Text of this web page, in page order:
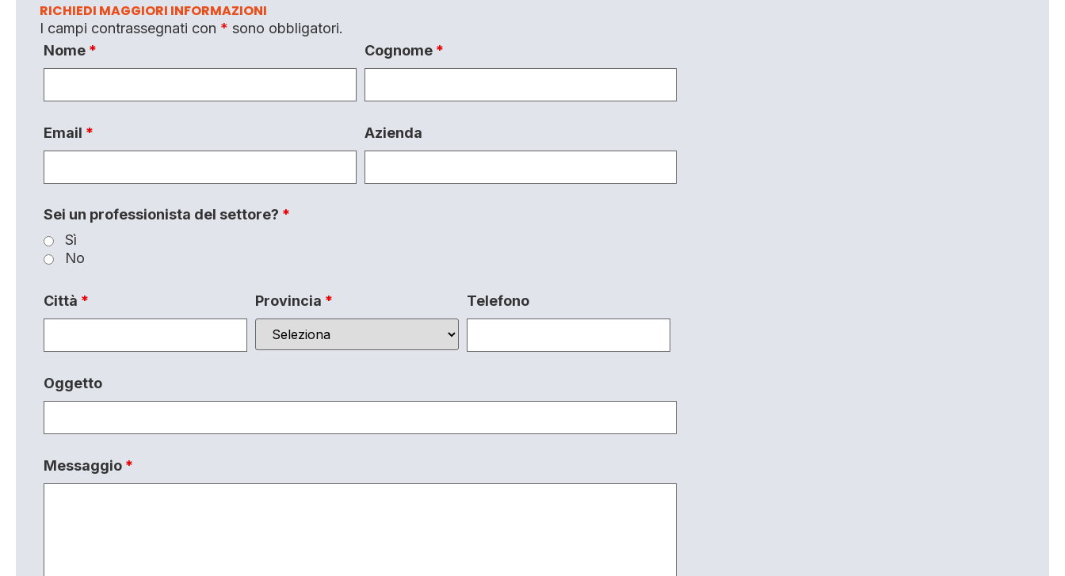
RICHIEDI MAGGIORI INFORMAZIONI
I campi contrassegnati con * sono obbligatori.
Nome * Cognome *
Email * Azienda
Sei un professionista del settore? *
Sì
No
Città * Provincia * Telefono
Oggetto
Messaggio *